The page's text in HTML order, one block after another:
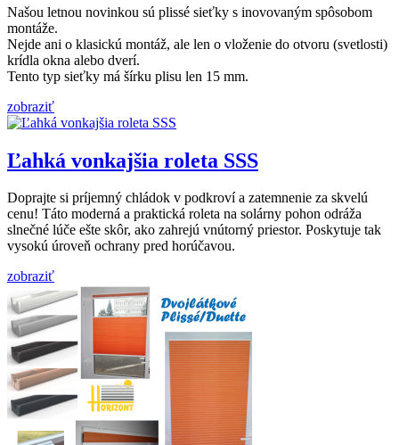
Našou letnou novinkou sú plissé sieťky s inovovaným spôsobom
montáže.
Nejde ani o klasickú montáž, ale len o vloženie do otvoru (svetlosti)
krídla okna alebo dverí.
Tento typ sieťky má šírku plisu len 15 mm.
zobraziť
Ľahká vonkajšia roleta SSS
Doprajte si príjemný chládok v podkroví a zatemnenie za skvelú
cenu! Táto moderná a praktická roleta na solárny pohon odráža
slnečné lúče ešte skôr, ako zahrejú vnútorný priestor. Poskytuje tak
vysokú úroveň ochrany pred horúčavou.
zobraziť